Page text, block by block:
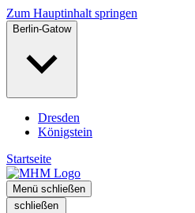
Zum Hauptinhalt springen
Berlin-Gatow
Dresden
Königstein
Startseite
Menü schließen
schließen